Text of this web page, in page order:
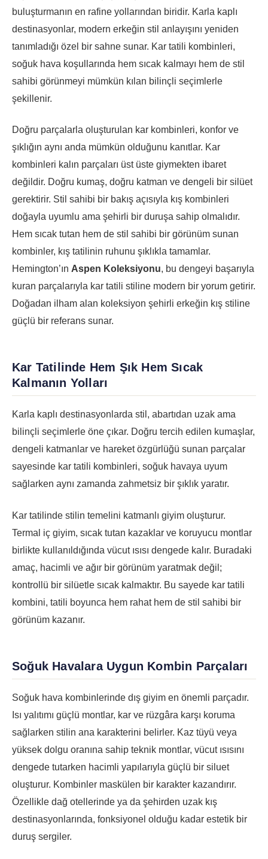
buluşturmanın en rafine yollarından biridir. Karla kaplı
destinasyonlar, modern erkeğin stil anlayışını yeniden
tanımladığı özel bir sahne sunar. Kar tatili kombinleri,
soğuk hava koşullarında hem sıcak kalmayı hem de stil
sahibi görünmeyi mümkün kılan bilinçli seçimlerle
şekillenir.
Doğru parçalarla oluşturulan kar kombinleri, konfor ve
şıklığın aynı anda mümkün olduğunu kanıtlar. Kar
kombinleri kalın parçaları üst üste giymekten ibaret
değildir. Doğru kumaş, doğru katman ve dengeli bir silüet
gerektirir. Stil sahibi bir bakış açısıyla kış kombinleri
doğayla uyumlu ama şehirli bir duruşa sahip olmalıdır.
Hem sıcak tutan hem de stil sahibi bir görünüm sunan
kombinler, kış tatilinin ruhunu şıklıkla tamamlar.
Hemington’ın Aspen Koleksiyonu, bu dengeyi başarıyla
kuran parçalarıyla kar tatili stiline modern bir yorum getirir.
Doğadan ilham alan koleksiyon şehirli erkeğin kış stiline
güçlü bir referans sunar.
Kar Tatilinde Hem Şık Hem Sıcak
Kalmanın Yolları
Karla kaplı destinasyonlarda stil, abartıdan uzak ama
bilinçli seçimlerle öne çıkar. Doğru tercih edilen kumaşlar,
dengeli katmanlar ve hareket özgürlüğü sunan parçalar
sayesinde kar tatili kombinleri, soğuk havaya uyum
sağlarken aynı zamanda zahmetsiz bir şıklık yaratır.
Kar tatilinde stilin temelini katmanlı giyim oluşturur.
Termal iç giyim, sıcak tutan kazaklar ve koruyucu montlar
birlikte kullanıldığında vücut ısısı dengede kalır. Buradaki
amaç, hacimli ve ağır bir görünüm yaratmak değil;
kontrollü bir silüetle sıcak kalmaktır. Bu sayede kar tatili
kombini, tatili boyunca hem rahat hem de stil sahibi bir
görünüm kazanır.
Soğuk Havalara Uygun Kombin Parçaları
Soğuk hava kombinlerinde dış giyim en önemli parçadır.
Isı yalıtımı güçlü montlar, kar ve rüzgâra karşı koruma
sağlarken stilin ana karakterini belirler. Kaz tüyü veya
yüksek dolgu oranına sahip teknik montlar, vücut ısısını
dengede tutarken hacimli yapılarıyla güçlü bir siluet
oluşturur. Kombinler maskülen bir karakter kazandırır.
Özellikle dağ otellerinde ya da şehirden uzak kış
destinasyonlarında, fonksiyonel olduğu kadar estetik bir
duruş sergiler.